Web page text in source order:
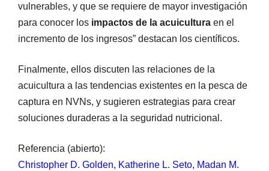
vulnerables, y que se requiere de mayor investigación
para conocer los impactos de la acuicultura en el
incremento de los ingresos” destacan los científicos.
Finalmente, ellos discuten las relaciones de la
acuicultura a las tendencias existentes en la pesca de
captura en NVNs, y sugieren estrategias para crear
soluciones duraderas a la seguridad nutricional.
Referencia (abierto):
Christopher D. Golden, Katherine L. Seto, Madan M.